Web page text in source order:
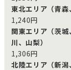
東北エリア（青森
1,240円
関東エリア（茨
川、山梨）
1,306円
北陸エリア（新潟